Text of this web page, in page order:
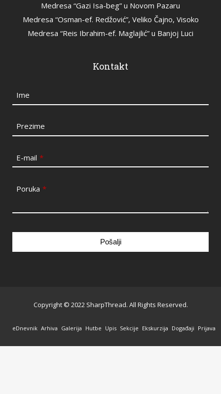
Medresa “Gazi Isa-beg” u Novom Pazaru
Medresa “Osman-ef. Redžović”, Veliko Čajno, Visoko
Medresa “Reis Ibrahim-ef. Maglajlić” u Banjoj Luci
Kontakt
Ime
Prezime
E-mail *
Poruka *
Pošalji
blank
Copyright © 2022 SharpThread. All Rights Reserved.
eDnevnik Arhiva Galerija Hutbe Upis Sekcije Ekskurzija Događaji Prijava